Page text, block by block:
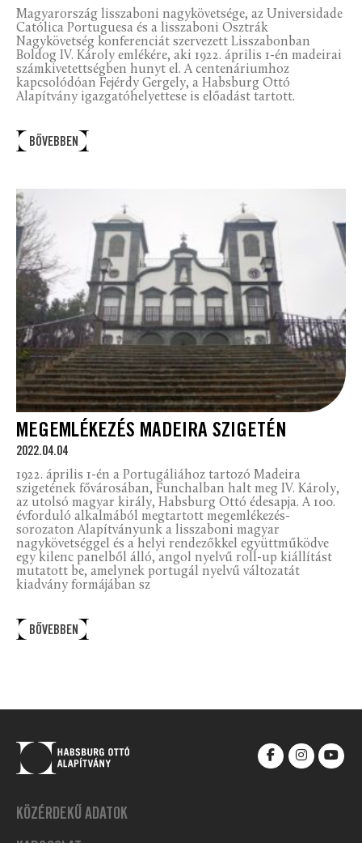
Magyarország lisszaboni nagykövetsége, az Universidade
Católica Portuguesa és a lisszaboni Osztrák
Nagykövetség konferenciát szervezett Lisszabonban
Boldog IV. Károly emlékére, aki 1922. április 1-én madeirai
számkivetettségben hunyt el. A centenáriumhoz
kapcsolódóan Fejérdy Gergely, a Habsburg Ottó
Alapítvány igazgatóhelyettese is előadást tartott.
BŐVEBBEN
MEGEMLÉKEZÉS MADEIRA SZIGETÉN
2022.04.04
1922. április 1-én a Portugáliához tartozó Madeira
szigetének fővárosában, Funchalban halt meg IV. Károly,
az utolsó magyar király, Habsburg Ottó édesapja. A 100.
évforduló alkalmából megtartott megemlékezés-
sorozaton Alapítványunk a lisszaboni magyar
nagykövetséggel és a helyi rendezőkkel együttműködve
egy kilenc panelből álló, angol nyelvű roll-up kiállítást
mutatott be, amelynek portugál nyelvű változatát
kiadvány formájában sz
BŐVEBBEN
KÖZÉRDEKŰ ADATOK